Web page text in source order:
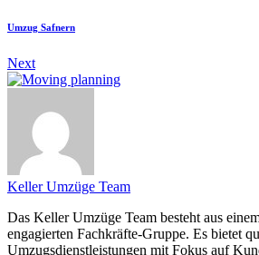
Umzug Safnern
Next
Keller Umzüge Team
Das Keller Umzüge Team besteht aus
engagierten Fachkräfte-Gruppe. Es bietet
Umzugsdienstleistungen mit Fokus auf